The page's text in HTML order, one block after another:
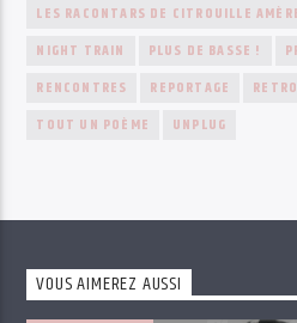
LES RACONTARS DE CITROUILLE
NIGHT TRAIN
PLUS DE BASSE !
RENCONTRES
REPORTAGE
TOUT UN POÈME
UNPLUG
VOUS AIMEREZ AUSSI